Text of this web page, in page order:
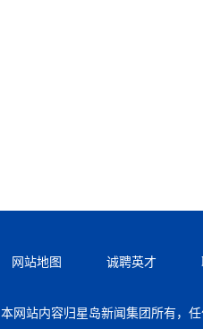
网站地图 诚聘英才
本网站内容归星岛新闻集团所有，